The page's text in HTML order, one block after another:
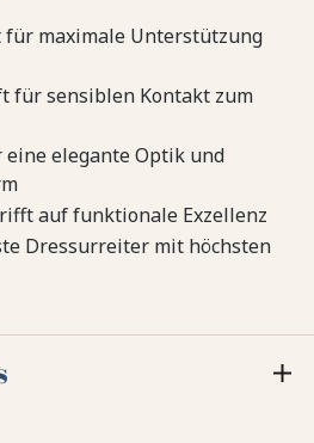
maximale Unterstützung
für sensiblen Kontakt zum
elegante Optik und
auf funktionale Exzellenz
Dressurreiter mit höchsten